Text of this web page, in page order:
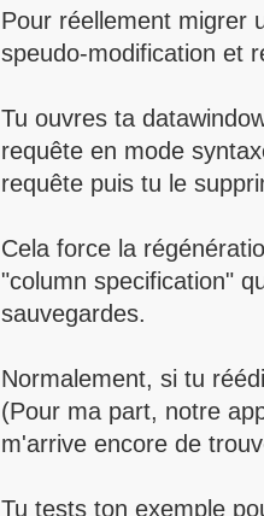
Pour réellement migrer
speudo-modification et
Tu ouvres ta
requête en mode
requête puis tu le
Cela force la
"column specification"
sauvegardes.
Normalement, si tu
(Pour ma part, notre
m'arrive encore de
Tu tests ton exemple